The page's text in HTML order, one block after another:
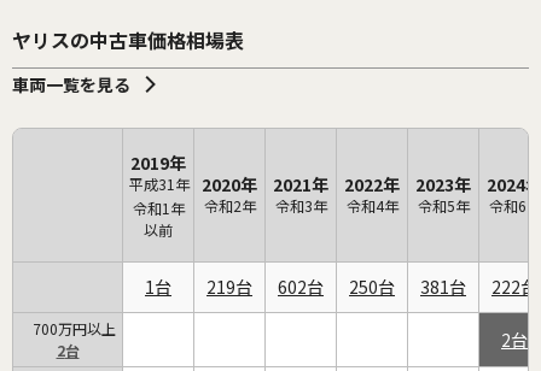
ヤリスの中古車価格相場表
車両一覧を見る
2019年
平成31年
令和1年
以前
2020年
令和2年
2021年
令和3年
2022年
令和4年
2023年
令和5年
2024年
令和6年
1 219 602 250 381 222
700万円以上
2
2